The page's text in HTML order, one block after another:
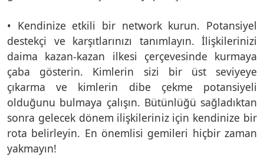
• Kendinize etkili bir network kurun. Potansiyel
destekçi ve karşıtlarınızı tanımlayın. İlişkilerinizi
daima kazan-kazan ilkesi çerçevesinde kurmaya
çaba gösterin. Kimlerin sizi bir üst seviyeye
çıkarma ve kimlerin dibe çekme potansiyeli
olduğunu bulmaya çalışın. Bütünlüğü sağladıktan
sonra gelecek dönem ilişkileriniz için kendinize bir
rota belirleyin. En önemlisi gemileri hiçbir zaman
yakmayın!